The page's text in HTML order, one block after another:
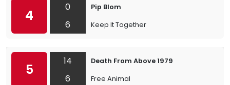
4
0
6
Pip Blom
Keep It Together
5
14
6
Death From Above 1979
Free Animal